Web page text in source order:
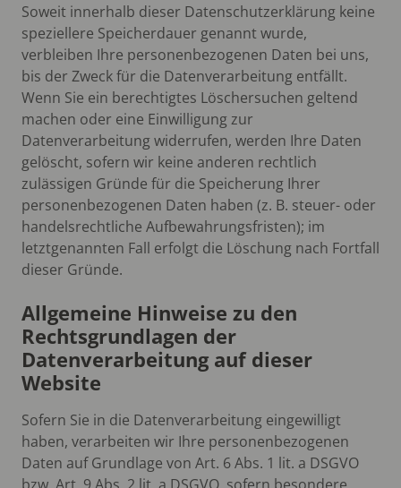
Soweit innerhalb dieser Datenschutzerklärung keine
speziellere Speicherdauer genannt wurde,
verbleiben Ihre personenbezogenen Daten bei uns,
bis der Zweck für die Datenverarbeitung entfällt.
Wenn Sie ein berechtigtes Löschersuchen geltend
machen oder eine Einwilligung zur
Datenverarbeitung widerrufen, werden Ihre Daten
gelöscht, sofern wir keine anderen rechtlich
zulässigen Gründe für die Speicherung Ihrer
personenbezogenen Daten haben (z. B. steuer- oder
handelsrechtliche Aufbewahrungsfristen); im
letztgenannten Fall erfolgt die Löschung nach Fortfall
dieser Gründe.
Allgemeine Hinweise zu den
Rechtsgrundlagen der
Datenverarbeitung auf dieser
Website
Sofern Sie in die Datenverarbeitung eingewilligt
haben, verarbeiten wir Ihre personenbezogenen
Daten auf Grundlage von Art. 6 Abs. 1 lit. a DSGVO